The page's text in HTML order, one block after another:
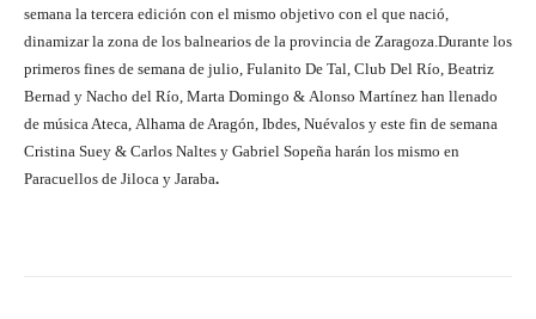
semana la tercera edición con el mismo objetivo con el que nació,
dinamizar la zona de los balnearios de la provincia de Zaragoza. Durante los
primeros fines de semana de julio, Fulanito De Tal, Club Del Río, Beatriz
Bernad y Nacho del Río, Marta Domingo & Alonso Martínez han llenado
de música Ateca, Alhama de Aragón, Ibdes, Nuévalos y este fin de semana
Cristina Suey & Carlos Naltes y Gabriel Sopeña harán los mismo en
Paracuellos de Jiloca y Jaraba.